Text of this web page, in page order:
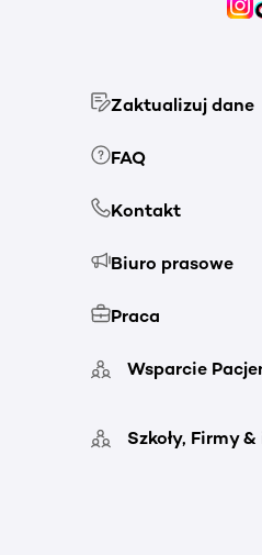
Zaktualizuj dane
FAQ
Kontakt
Biuro prasowe
Praca
Wsparcie
Szkoły, Firmy